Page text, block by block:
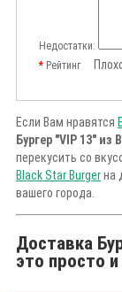
Недостатки:
Рейтинг
Если Вам нравятся
Бургер "VIP 13" из
перекусить со
Black Star Burgerна
вашего города.
Доставка
это просто